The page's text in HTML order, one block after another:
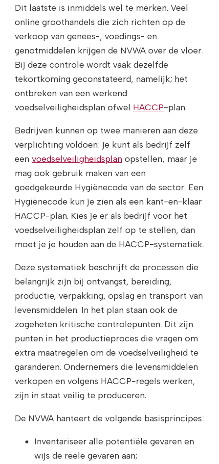
Dit laatste is inmiddels wel te merken. Veel
online groothandels die zich richten op de
verkoop van genees-, voedings- en
genotmiddelen krijgen de NVWA over de vloer.
Bij deze controle wordt vaak dezelfde
tekortkoming geconstateerd, namelijk; het
ontbreken van een werkend
voedselveiligheidsplan ofwel HACCP-plan.
Bedrijven kunnen op twee manieren aan deze
verplichting voldoen: je kunt als bedrijf zelf
een voedselveiligheidsplan opstellen, maar je
mag ook gebruik maken van een
goedgekeurde Hygiënecode van de sector. Een
Hygiënecode kun je zien als een kant-en-klaar
HACCP-plan. Kies je er als bedrijf voor het
voedselveiligheidsplan zelf op te stellen, dan
moet je je houden aan de HACCP-systematiek.
Deze systematiek beschrijft de processen die
belangrijk zijn bij ontvangst, bereiding,
productie, verpakking, opslag en transport van
levensmiddelen. In het plan staan ook de
zogeheten kritische controlepunten. Dit zijn
punten in het productieproces die vragen om
extra maatregelen om de voedselveiligheid te
garanderen. Ondernemers die levensmiddelen
verkopen en volgens HACCP-regels werken,
zijn in staat veilig te produceren.
De NVWA hanteert de volgende basisprincipes:
Inventariseer alle potentiële gevaren en
wijs de reële gevaren aan;